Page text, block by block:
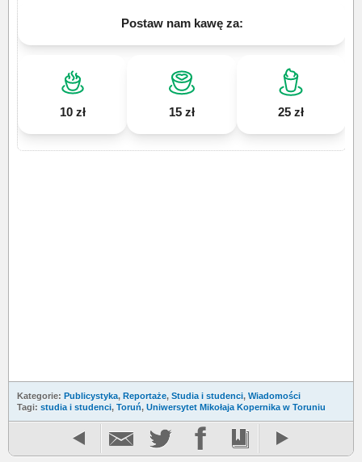
Postaw nam kawę za:
10 zł 15 zł 25 zł
Kategorie: Publicystyka, Reportaże, Studia i studenci, Wiadomości
Tagi: studia i studenci, Toruń, Uniwersytet Mikołaja Kopernika w Toruniu